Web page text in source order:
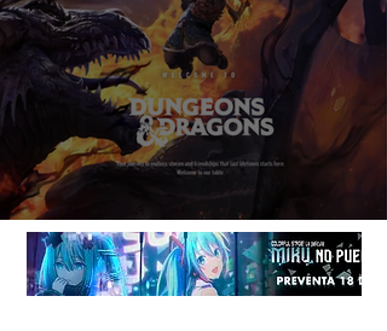
DUNGEONS & DRAGONS ¿TE ATREVES?